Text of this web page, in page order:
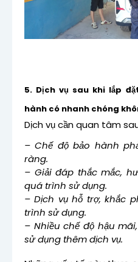
5. Dịch vụ sau khi lắp
hành có nhanh chóng
Dịch vụ cần quan tâm
– Chế độ bảo hành
ràng.
– Giải đáp thắc mắc,
quá trình sử dụng.
– Dịch vụ hỗ trợ, khắc
trình sử dụng.
– Nhiều chế độ hậu
sử dụng thêm dịch vụ.